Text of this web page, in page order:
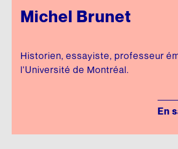
Michel Brunet
Historien, essayiste, professeur
l'Université de Montréal.
En